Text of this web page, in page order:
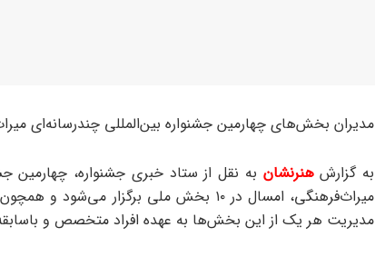
مدیران بخش‌های چهارمین جشنواره بین‌المللی چندرسانه‌ای
به گزارشهنرنشان به نقل از ستاد خبری جشنواره، چهارمین
میراث‌فرهنگی، امسال در ۱۰ بخش ملی برگزار
مدیریت هر یک از این بخش‌ها به عهده افراد متخصص و